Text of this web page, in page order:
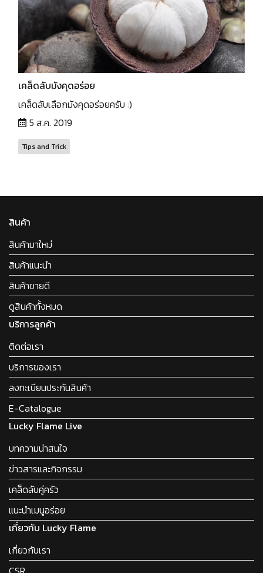
เคล็ดลับมังคุดอร่อย
เคล็ดลับเลือกมังคุดอร่อยครับ :)
5 ส.ค. 2019
Tips and Trick
สินค้า
สินค้ามาใหม่
สินค้าแนะนำ
สินค้าขายดี
ดูสินค้าทั้งหมด
บริการลูกค้า
ติดต่อเรา
บริการของเรา
ลงทะเบียนประกันสินค้า
E-Catalogue
Lucky Flame Live
บทความน่าสนใจ
ข่าวสารและกิจกรรม
เคล็ดลับคู่ครัว
แนะนำเมนูอร่อย
เกี่ยวกับ Lucky Flame
เกี่ยวกับเรา